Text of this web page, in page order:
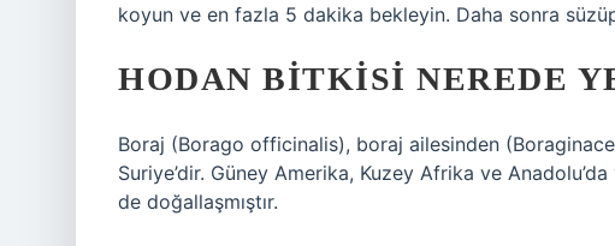
koyun ve en fazla 5 dakika bekleyin. Daha sonra
HODAN BITKISI NEREDE
Boraj (Borago officinalis), boraj ailesinden
Suriye’dir. Güney Amerika, Kuzey Afrika ve
de doğallaşmıştır.